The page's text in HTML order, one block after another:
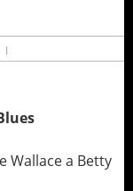
|
Wallace a Betty